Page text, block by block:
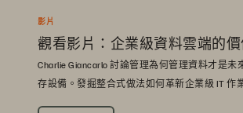
影片
觀看影片：企業級資料雲端的價
Charlie Giancarlo 討論管理為何管理資料才是未
存設備。發掘整合式做法如何革新企業級 IT 作